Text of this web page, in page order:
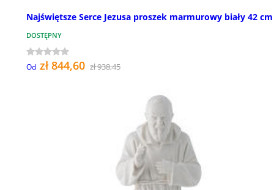
Najświętsze Serce Jezusa proszek marmurowy biały 42 cm
DOSTĘPNY
Od zł 844,60 zł 938,45